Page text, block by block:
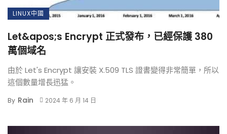
LINUX中國
Let&apos;s Encrypt 正式發布，已經保護 380
萬個域名
由於 Let's Encrypt 讓安裝 X.509 TLS 證書變得非常簡單，所以
這個數量增長迅猛。
By Rain 2024 年 6 月 14 日